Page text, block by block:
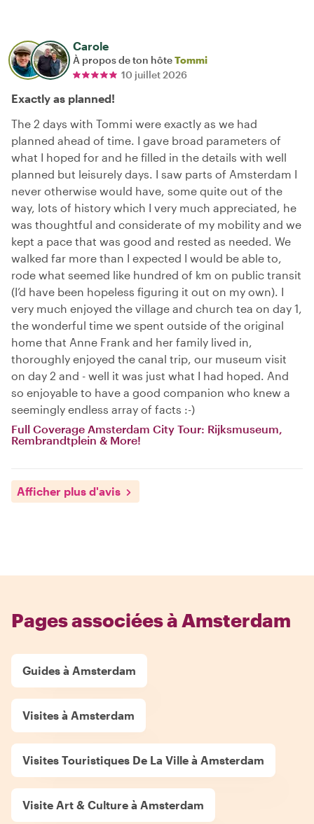
Carole
À propos de ton hôteTommi
10 juillet 2026
Exactly as planned!
The 2 days with Tommi were exactly as we had
planned ahead of time. I gave broad parameters of
what I hoped for and he filled in the details with well
planned but leisurely days. I saw parts of Amsterdam I
never otherwise would have, some quite out of the
way, lots of history which I very much appreciated, he
was thoughtful and considerate of my mobility and we
kept a pace that was good and rested as needed. We
walked far more than I expected I would be able to,
rode what seemed like hundred of km on public transit
(I’d have been hopeless figuring it out on my own). I
very much enjoyed the village and church tea on day 1,
the wonderful time we spent outside of the original
home that Anne Frank and her family lived in,
thoroughly enjoyed the canal trip, our museum visit
on day 2 and - well it was just what I had hoped. And
so enjoyable to have a good companion who knew a
seemingly endless array of facts :-)
Full Coverage Amsterdam City Tour: Rijksmuseum,
Rembrandtplein & More!
Afficher plus d'avis
Pages associées à Amsterdam
Guides à Amsterdam
Visites à Amsterdam
Visites Touristiques De La Ville à Amsterdam
Visite Art & Culture à Amsterdam